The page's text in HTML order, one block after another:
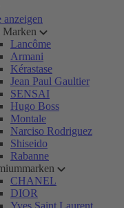
anzeigen
Marken
Lancôme
Armani
Kérastase
Jean Paul Gaultier
SENSAI
Hugo Boss
Montale
Narciso Rodriguez
Shiseido
Rabanne
CHANEL
DIOR
Yves Saint Laurent